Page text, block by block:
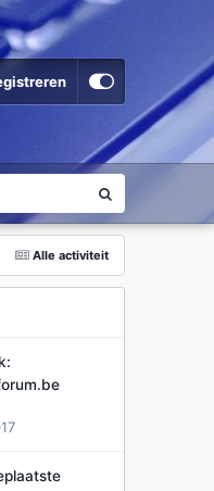
Alle activiteit